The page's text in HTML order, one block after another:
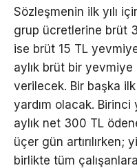
Sözleşmenin ilk yılı
grup ücretlerine brüt
ise brüt 15 TL
aylık brüt bir
verilecek. Bir başka
yardım olacak. Birinci
aylık net 300 TL
üçer gün artırılırken;
birlikte tüm